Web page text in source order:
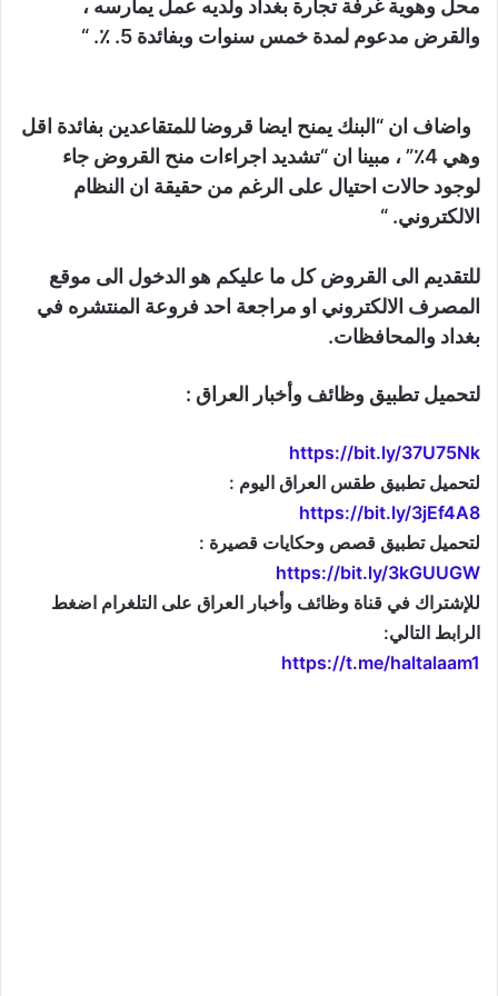
محل وهوية غرفة تجارة بغداد ولديه عمل يمارسه ،
والقرض مدعوم لمدة خمس سنوات وبفائدة 5. ٪. “
واضاف ان “البنك يمنح ايضا قروضا للمتقاعدين بفائدة اقل
وهي 4٪” ، مبينا ان “تشديد اجراءات منح القروض جاء
لوجود حالات احتيال على الرغم من حقيقة ان النظام
الالكتروني. “
للتقديم الى القروض كل ما عليكم هو الدخول الى موقع
المصرف الالكتروني او مراجعة احد فروعة المنتشره في
بغداد والمحافظات.
لتحميل تطبيق وظائف وأخبار العراق :
https://bit.ly/37U75Nk
لتحميل تطبيق طقس العراق اليوم :
https://bit.ly/3jEf4A8
لتحميل تطبيق قصص وحكايات قصيرة :
https://bit.ly/3kGUUGW
للإشتراك في قناة وظائف وأخبار العراق على التلغرام اضغط
الرابط التالي:
https://t.me/haltalaam1